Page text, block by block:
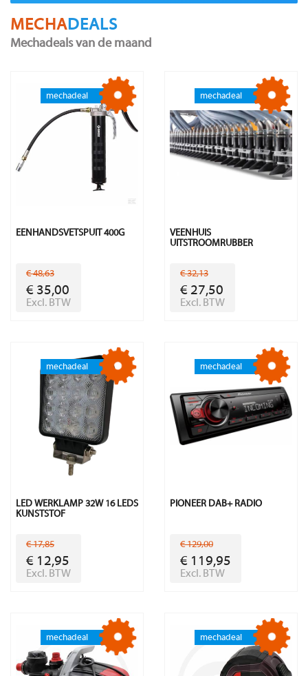
MECHADEALS
Mechadeals van de maand
EENHANDSVETSPUIT 400G
€ 48,63
€ 35,00
Excl. BTW
VEENHUIS
UITSTROOMRUBBER
€ 32,13
€ 27,50
Excl. BTW
LED WERKLAMP 32W 16 LEDS
KUNSTSTOF
€ 17,85
€ 12,95
Excl. BTW
PIONEER DAB+ RADIO
€ 129,00
€ 119,95
Excl. BTW